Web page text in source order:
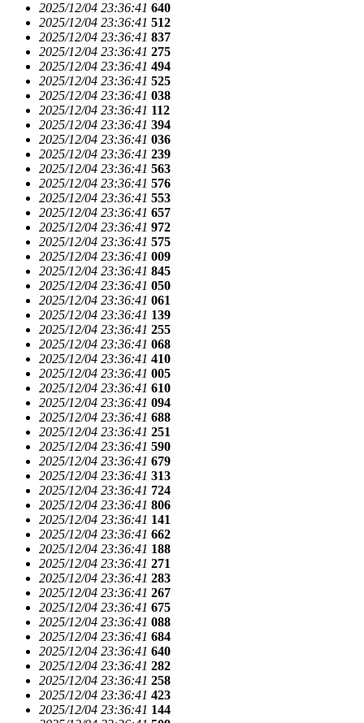
2025/12/04 23:36:41 640
2025/12/04 23:36:41 512
2025/12/04 23:36:41 837
2025/12/04 23:36:41 275
2025/12/04 23:36:41 494
2025/12/04 23:36:41 525
2025/12/04 23:36:41 038
2025/12/04 23:36:41 112
2025/12/04 23:36:41 394
2025/12/04 23:36:41 036
2025/12/04 23:36:41 239
2025/12/04 23:36:41 563
2025/12/04 23:36:41 576
2025/12/04 23:36:41 553
2025/12/04 23:36:41 657
2025/12/04 23:36:41 972
2025/12/04 23:36:41 575
2025/12/04 23:36:41 009
2025/12/04 23:36:41 845
2025/12/04 23:36:41 050
2025/12/04 23:36:41 061
2025/12/04 23:36:41 139
2025/12/04 23:36:41 255
2025/12/04 23:36:41 068
2025/12/04 23:36:41 410
2025/12/04 23:36:41 005
2025/12/04 23:36:41 610
2025/12/04 23:36:41 094
2025/12/04 23:36:41 688
2025/12/04 23:36:41 251
2025/12/04 23:36:41 590
2025/12/04 23:36:41 679
2025/12/04 23:36:41 313
2025/12/04 23:36:41 724
2025/12/04 23:36:41 806
2025/12/04 23:36:41 141
2025/12/04 23:36:41 662
2025/12/04 23:36:41 188
2025/12/04 23:36:41 271
2025/12/04 23:36:41 283
2025/12/04 23:36:41 267
2025/12/04 23:36:41 675
2025/12/04 23:36:41 088
2025/12/04 23:36:41 684
2025/12/04 23:36:41 640
2025/12/04 23:36:41 282
2025/12/04 23:36:41 258
2025/12/04 23:36:41 423
2025/12/04 23:36:41 144